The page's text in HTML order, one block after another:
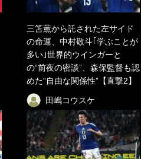
三笘薫から託された左サイド
の命運、中村敬斗｢学ぶことが
多い｣世界的ウインガーと
の“前夜の密談”、森保監督も認
めた“自由な関係性”【直撃2】
田嶋コウスケ